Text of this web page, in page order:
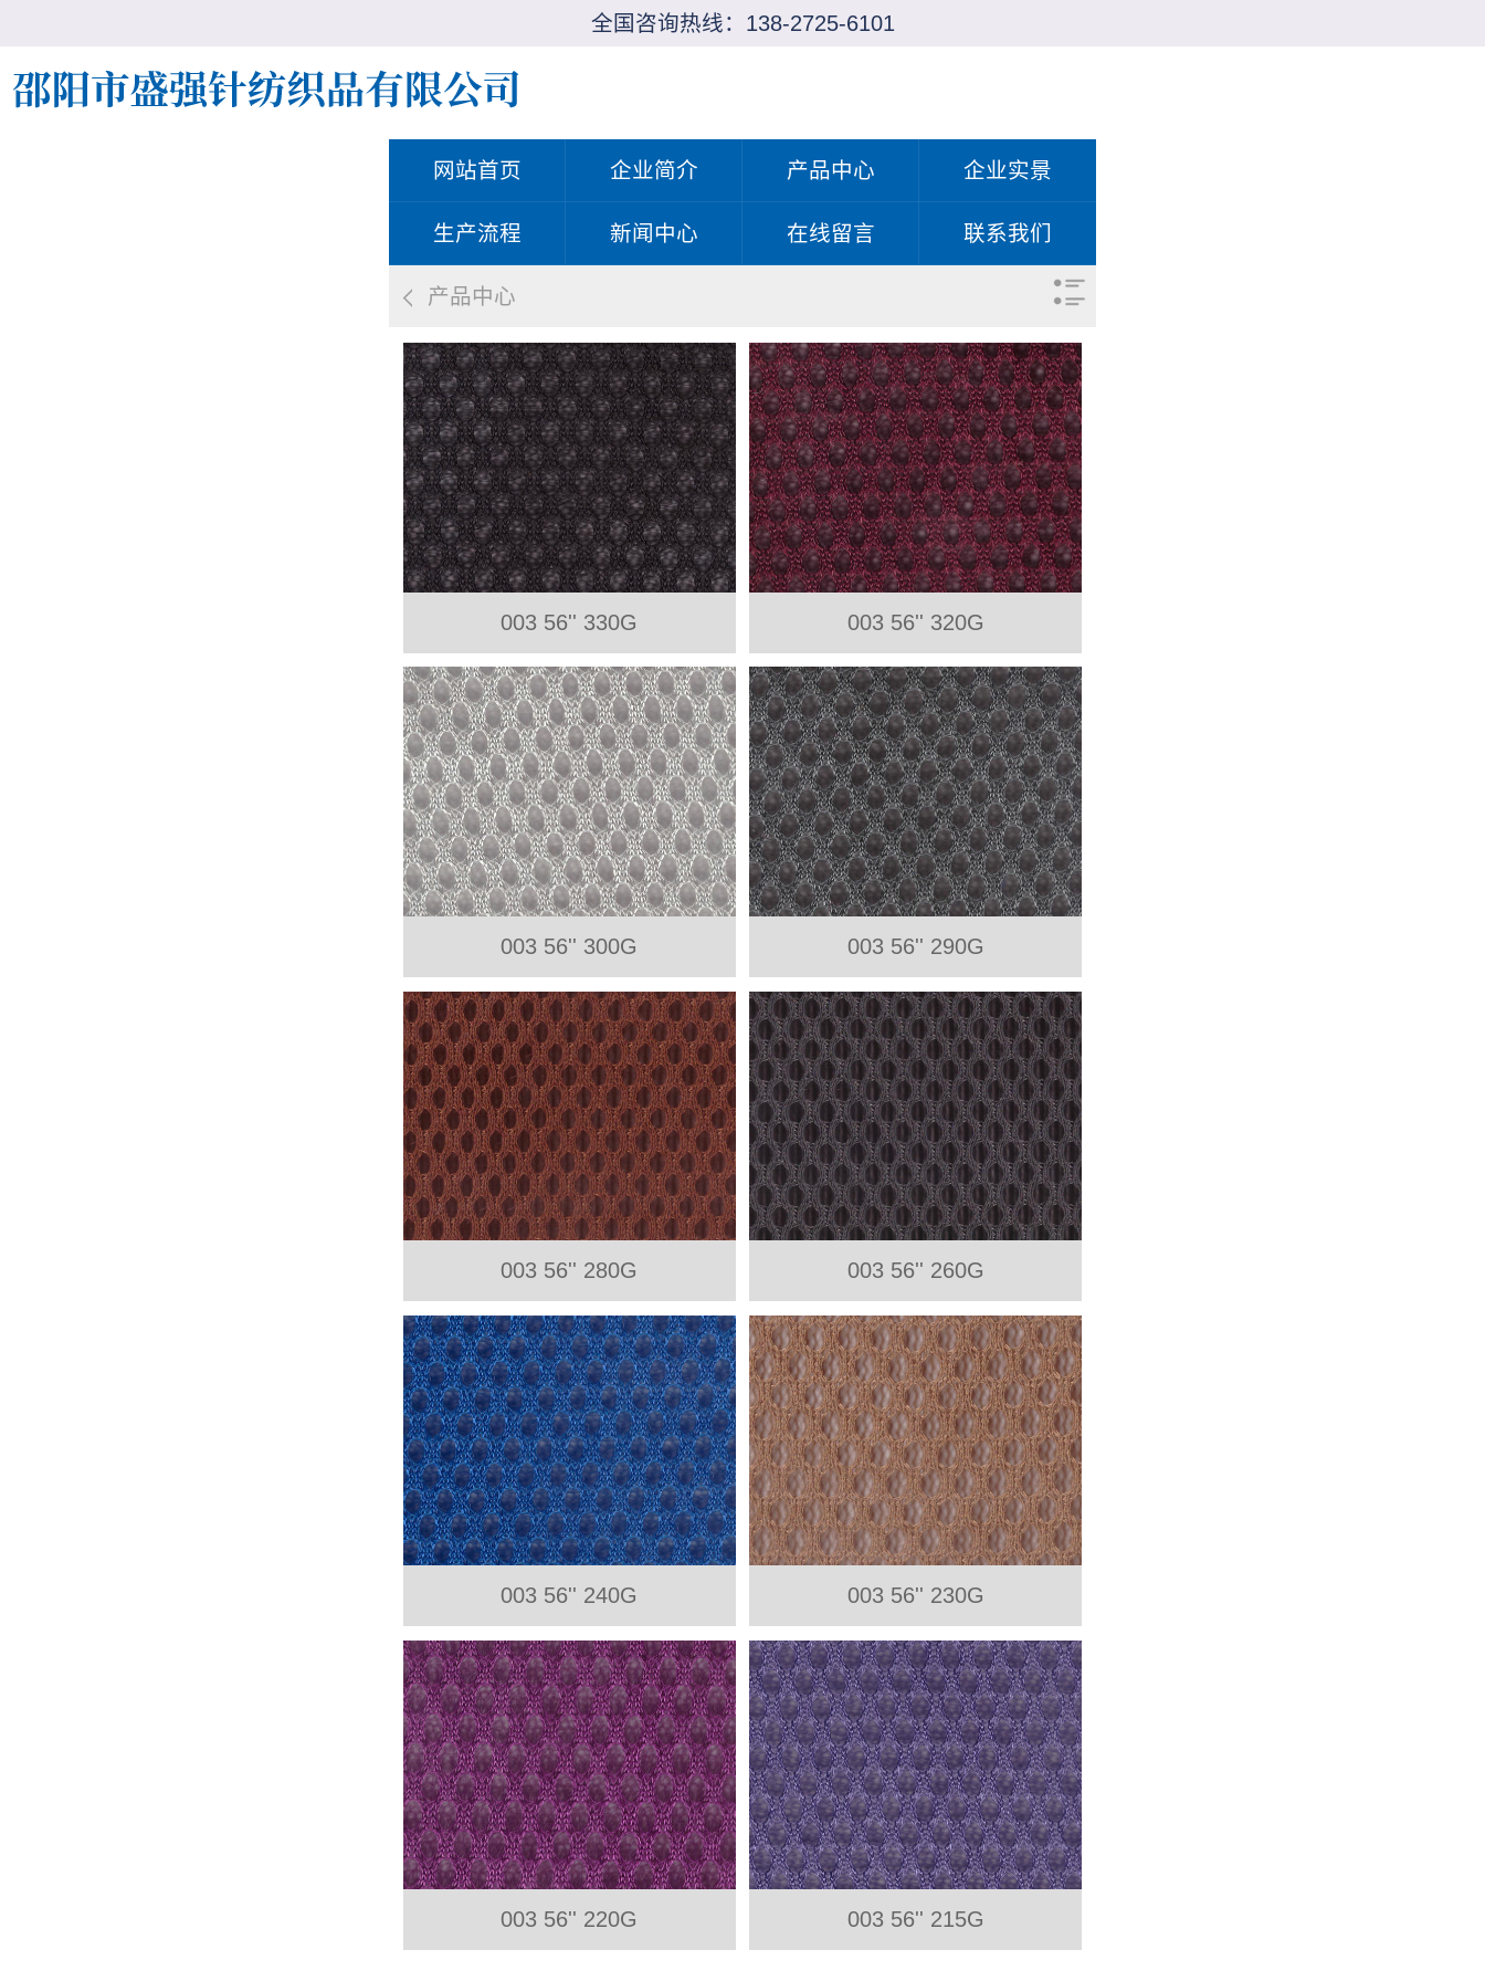
全国咨询热线： 138-2725-6101
网站首页 企业简介 产品中心 企业实景
生产流程 新闻中心 在线留言 联系我们
产品中心
003 56'' 330G 003 56'' 320G
003 56'' 300G 003 56'' 290G
003 56'' 280G 003 56'' 260G
003 56'' 240G 003 56'' 230G
003 56'' 220G 003 56'' 215G